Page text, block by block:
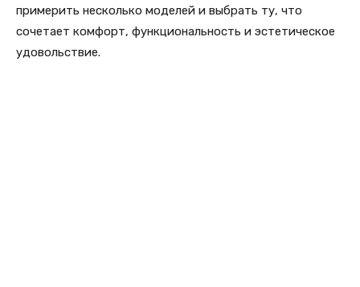
примерить несколько моделей и выбрать ту, что
сочетает комфорт, функциональность и эстетическое
удовольствие.